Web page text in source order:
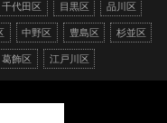
千代田区 目黒区 品川区
中野区 豊島区 杉並区
葛飾区 江戸川区